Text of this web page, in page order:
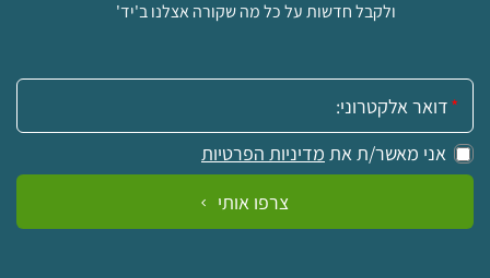
ולקבל חדשות על כל מה שקורה אצלנו ב'יד'
אימייל:
אני מאשר/ת את מדיניות הפרטיות
צרפו אותי